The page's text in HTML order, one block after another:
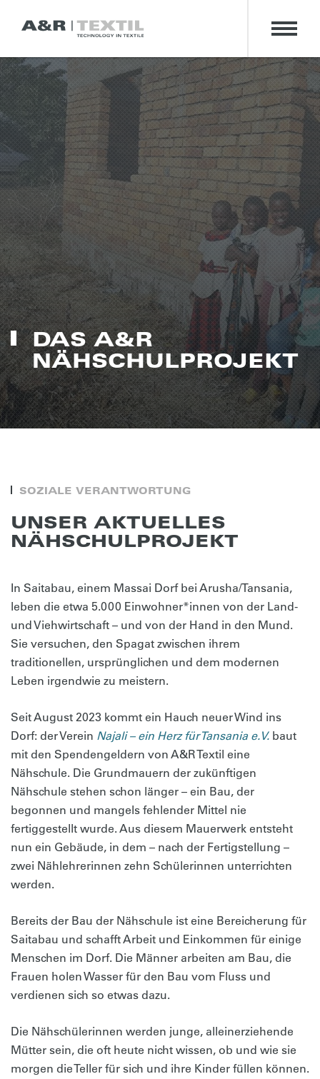
DAS A&R
NÄHSCHULPROJEKT
SOZIALE VERANTWORTUNG
UNSER AKTUELLES
NÄHSCHULPROJEKT
In Saitabau, einem Massai Dorf bei Arusha/Tansania,
leben die etwa 5.000 Einwohner*innen von der Land-
und Viehwirtschaft – und von der Hand in den Mund.
Sie versuchen, den Spagat zwischen ihrem
traditionellen, ursprünglichen und dem modernen
Leben irgendwie zu meistern.
Seit August 2023 kommt ein Hauch neuer Wind ins
Dorf: der Verein Najali – ein Herz für Tansania e.V. baut
mit den Spendengeldern von A&R Textil eine
Nähschule. Die Grundmauern der zukünftigen
Nähschule stehen schon länger – ein Bau, der
begonnen und mangels fehlender Mittel nie
fertiggestellt wurde. Aus diesem Mauerwerk entsteht
nun ein Gebäude, in dem – nach der Fertigstellung –
zwei Nählehrerinnen zehn Schülerinnen unterrichten
werden.
Bereits der Bau der Nähschule ist eine Bereicherung für
Saitabau und schafft Arbeit und Einkommen für einige
Menschen im Dorf. Die Männer arbeiten am Bau, die
Frauen holen Wasser für den Bau vom Fluss und
verdienen sich so etwas dazu.
Die Nähschülerinnen werden junge, alleinerziehende
Mütter sein, die oft heute nicht wissen, ob und wie sie
morgen die Teller für sich und ihre Kinder füllen können.